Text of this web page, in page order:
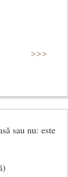
>>>
sau nu: este